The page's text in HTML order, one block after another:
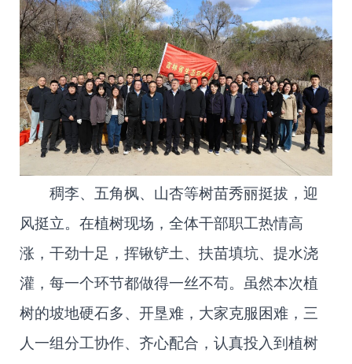
稠李、五角枫、山杏等树苗秀丽挺拔，迎
风挺立。在植树现场，全体干部职工热情高
涨，干劲十足，挥锹铲土、扶苗填坑、提水浇
灌，每一个环节都做得一丝不苟。虽然本次植
树的坡地硬石多、开垦难，大家克服困难，三
人一组分工协作、齐心配合，认真投入到植树